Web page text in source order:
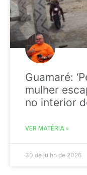
Guamaré:
mulher
no interior
VER MATÉRIA »
30 de julho de 2026